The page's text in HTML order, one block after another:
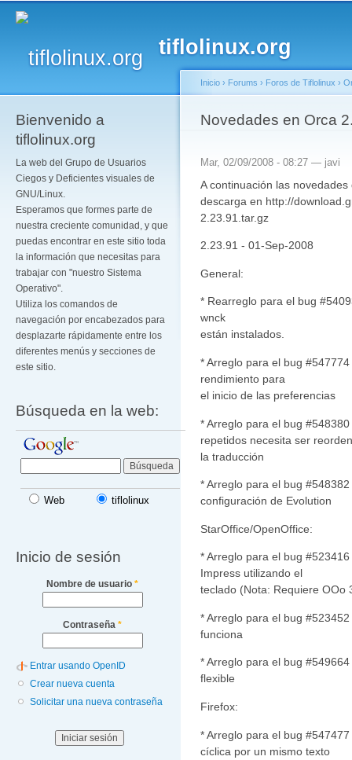
tiflolinux.org
Bienvenido a
tiflolinux.org
La web del Grupo de Usuarios
Ciegos y Deficientes visuales de
GNU/Linux.
Esperamos que formes parte de
nuestra creciente comunidad, y que
puedas encontrar en este sitio toda
la información que necesitas para
trabajar con "nuestro Sistema
Operativo".
Utiliza los comandos de
navegación por encabezados para
desplazarte rápidamente entre los
diferentes menús y secciones de
este sitio.
Búsqueda en la web:
Web tiflolinux
Inicio de sesión
Nombre de usuario *
Contraseña *
Entrar usando OpenID
Crear nueva cuenta
Solicitar una nueva contraseña
Se encuentra usted
Inicio › Forums › Foros de Tiflolinux ›
Novedades en Orca
Mar, 02/09/2008 - 08:27 — javi
A continuación las
descarga en http://
2.23.91.tar.gz
2.23.91 - 01-Sep-2008
General:
* Rearreglo para el bug
wnck
están instalados.
* Arreglo para el bug
rendimiento para
el inicio de las preferencias
* Arreglo para el bug
repetidos necesita ser
la traducción
* Arreglo para el bug
configuración de Evolution
StarOffice/OpenOffice:
* Arreglo para el bug
Impress utilizando el
teclado (Nota: Requiere OOo
* Arreglo para el bug
funciona
* Arreglo para el bug
flexible
Firefox:
* Arreglo para el bug
cíclica por un mismo texto